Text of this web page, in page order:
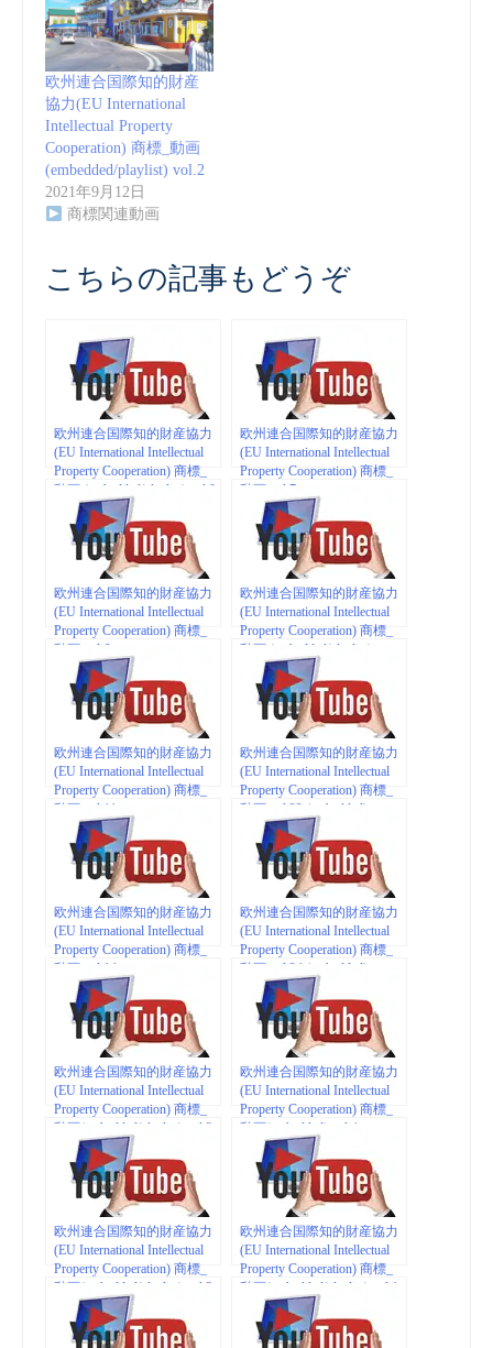
欧州連合国際知的財産
協力(EU International
Intellectual Property
Cooperation) 商標_動画
(embedded/playlist) vol.2
2021年9月12日
商標関連動画
こちらの記事もどうぞ
欧州連合国際知的財産協力
(EU International Intellectual
Property Cooperation) 商標_
動画 (embedded/playlist) vol.8
欧州連合国際知的財産協力
(EU International Intellectual
Property Cooperation) 商標_
動画 vol.7
欧州連合国際知的財産協力
(EU International Intellectual
Property Cooperation) 商標_
動画 vol.6
欧州連合国際知的財産協力
(EU International Intellectual
Property Cooperation) 商標_
動画 (embedded/playlist)
vol.10
欧州連合国際知的財産協力
(EU International Intellectual
Property Cooperation) 商標_
動画 vol.11
(embedded/playlist)
欧州連合国際知的財産協力
(EU International Intellectual
Property Cooperation) 商標_
動画 vol.22 (embedded)
欧州連合国際知的財産協力
(EU International Intellectual
Property Cooperation) 商標_
動画 vol.14
欧州連合国際知的財産協力
(EU International Intellectual
Property Cooperation) 商標_
動画 vol.24 (embedded)
欧州連合国際知的財産協力
(EU International Intellectual
Property Cooperation) 商標_
動画(embedded/playlist) vol.2
欧州連合国際知的財産協力
(EU International Intellectual
Property Cooperation) 商標_
動画(embedded) vol.4
欧州連合国際知的財産協力
(EU International Intellectual
Property Cooperation) 商標_
動画(embedded/playlist) vol.3
欧州連合国際知的財産協力
(EU International Intellectual
Property Cooperation) 商標_
動画(embedded/playlist) vol.1